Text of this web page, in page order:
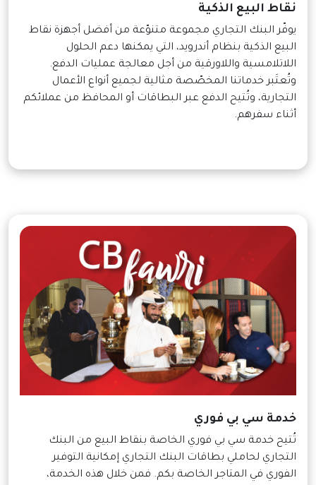
نقاط البيع الذكية
يوفّر البنك التجاري مجموعة متنوّعة من أفضل أجهزة نقاط
البيع الذكية بنظام أندرويد، التي يمكنها دعم الحلول
اللاتلامسية واللاورقية من أجل معالجة عمليات الدفع.
وتُعتَبر خدماتنا المخصّصة مثالية لجميع أنواع الأعمال
التجارية، وتُتيح الدفع عبر البطاقات أو المحافظ من عملائكم
أثناء سفرهم.
خدمة سي بي فوري
تُتيح خدمة سي بي فوري الخاصة بنقاط البيع من البنك
التجاري لحاملي بطاقات البنك التجاري إمكانية التوفير
الفوري في المتاجر الخاصة بكم. فمن خلال هذه الخدمة،